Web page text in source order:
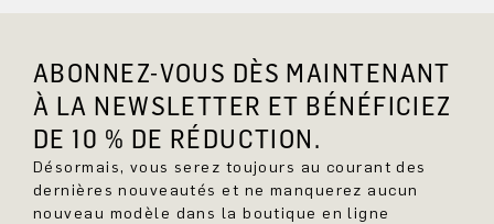
ABONNEZ-VOUS DÈS MAINTENANT
À LA NEWSLETTER ET BÉNÉFICIEZ
DE 10 % DE RÉDUCTION.
Désormais, vous serez toujours au courant des
dernières nouveautés et ne manquerez aucun
nouveau modèle dans la boutique en ligne